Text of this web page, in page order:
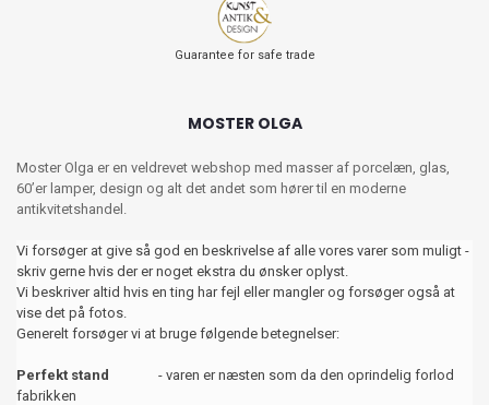
Guarantee for safe trade
MOSTER OLGA
Moster Olga er en veldrevet webshop med masser af porcelæn, glas,
60’er lamper, design og alt det andet som hører til en moderne
antikvitetshandel.
Vi forsøger at give så god en beskrivelse af alle vores varer som muligt -
skriv gerne hvis der er noget ekstra du ønsker oplyst.
Vi beskriver altid hvis en ting har fejl eller mangler og forsøger også at
vise det på fotos.
Generelt forsøger vi at bruge følgende betegnelser:
Perfekt stand - varen er næsten som da den oprindelig forlod
fabrikken